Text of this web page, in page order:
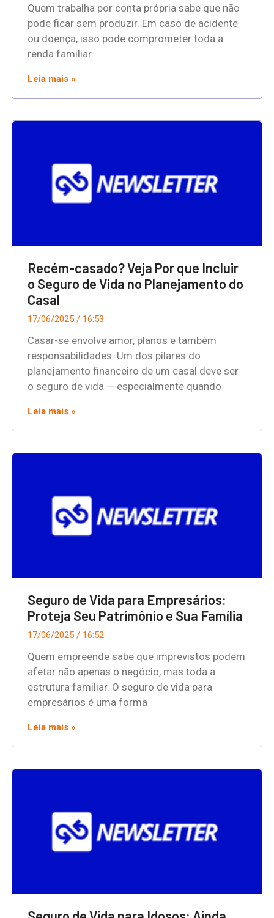
Quem trabalha por conta própria sabe que não
pode ficar sem produzir. Em caso de acidente
ou doença, isso pode comprometer toda a
renda familiar.
Leia mais »
Recém-casado? Veja Por que Incluir
o Seguro de Vida no Planejamento do
Casal
17/06/2025 16:53
Casar-se envolve amor, planos e também
responsabilidades. Um dos pilares do
planejamento financeiro de um casal deve ser
o seguro de vida — especialmente quando
Leia mais »
Seguro de Vida para Empresários:
Proteja Seu Patrimônio e Sua Família
17/06/2025 16:52
Quem empreende sabe que imprevistos podem
afetar não apenas o negócio, mas toda a
estrutura familiar. O seguro de vida para
empresários é uma forma
Leia mais »